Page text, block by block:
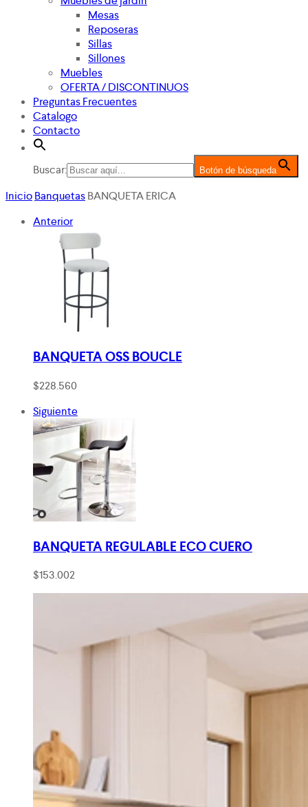
Mesas
Reposeras
Sillas
Sillones
Muebles
OFERTA / DISCONTINUOS
Preguntas Frecuentes
Catalogo
Contacto
Buscar: Botón de búsqueda
InicioBanquetasBANQUETA ERICA
Anterior
BANQUETA OSS BOUCLE
$228.560
Siguiente
BANQUETA REGULABLE ECO CUERO
$153.002